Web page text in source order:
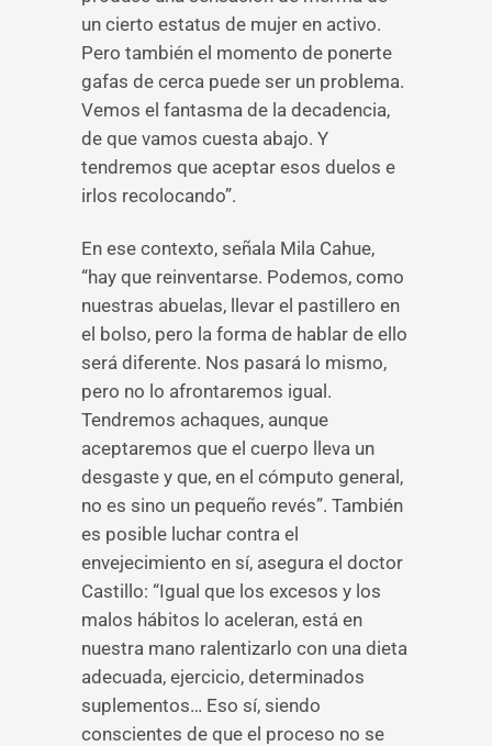
un cierto estatus de mujer en activo.
Pero también el momento de ponerte
gafas de cerca puede ser un problema.
Vemos el fantasma de la decadencia,
de que vamos cuesta abajo. Y
tendremos que aceptar esos duelos e
irlos recolocando”.
En ese contexto, señala Mila Cahue,
“hay que reinventarse. Podemos, como
nuestras abuelas, llevar el pastillero en
el bolso, pero la forma de hablar de ello
será diferente. Nos pasará lo mismo,
pero no lo afrontaremos igual.
Tendremos achaques, aunque
aceptaremos que el cuerpo lleva un
desgaste y que, en el cómputo general,
no es sino un pequeño revés”. También
es posible luchar contra el
envejecimiento en sí, asegura el doctor
Castillo: “Igual que los excesos y los
malos hábitos lo aceleran, está en
nuestra mano ralentizarlo con una dieta
adecuada, ejercicio, determinados
suplementos… Eso sí, siendo
conscientes de que el proceso no se